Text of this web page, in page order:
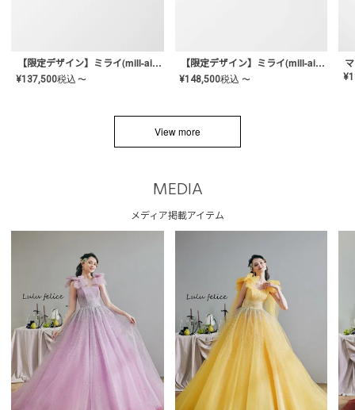
【限定デザイン】ミライ(mill-ai)リング
¥137,500税込 〜
【限定デザイン】ミライ(mill-ai)リング
¥148,500税込 〜 ¥
View more
MEDIA
メディア掲載アイテム